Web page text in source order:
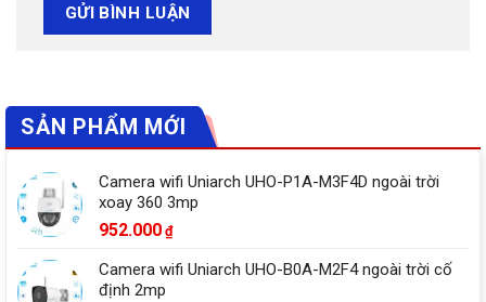
SẢN PHẨM MỚI
Camera wifi Uniarch UHO-P1A-M3F4D ngoài trời
xoay 360 3mp
952.000 ₫
Camera wifi Uniarch UHO-B0A-M2F4 ngoài trời cố
định 2mp